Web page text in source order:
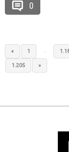
0
« 1 …
1.205 »